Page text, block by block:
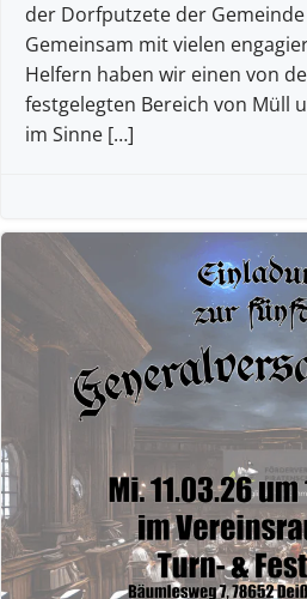
der Dorfputzete der
Gemeinsam mit vielen
Helfern haben wir einen von
festgelegten Bereich von Müll
im Sinne […]